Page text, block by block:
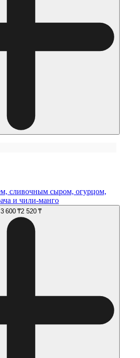
сливочным сыром, огурцом,
и чили-манго
3 600 ₸2 520 ₸